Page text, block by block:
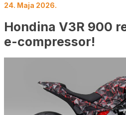
24. Maja 2026.
Hondina V3R 900
e-compressor!